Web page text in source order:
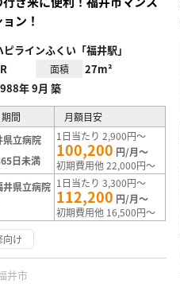
ン！
ピラインふくい「福井駅」
面積 27m²
年 9月 築
間
月額目安
県立病院
日未満
1日当たり 2,900円～
100,200 円/月～
初期費用他 22,000円～
井県立病院 1日当たり 3,300円～
112,200 円/月～
初期費用他 16,500円～
向け
井市